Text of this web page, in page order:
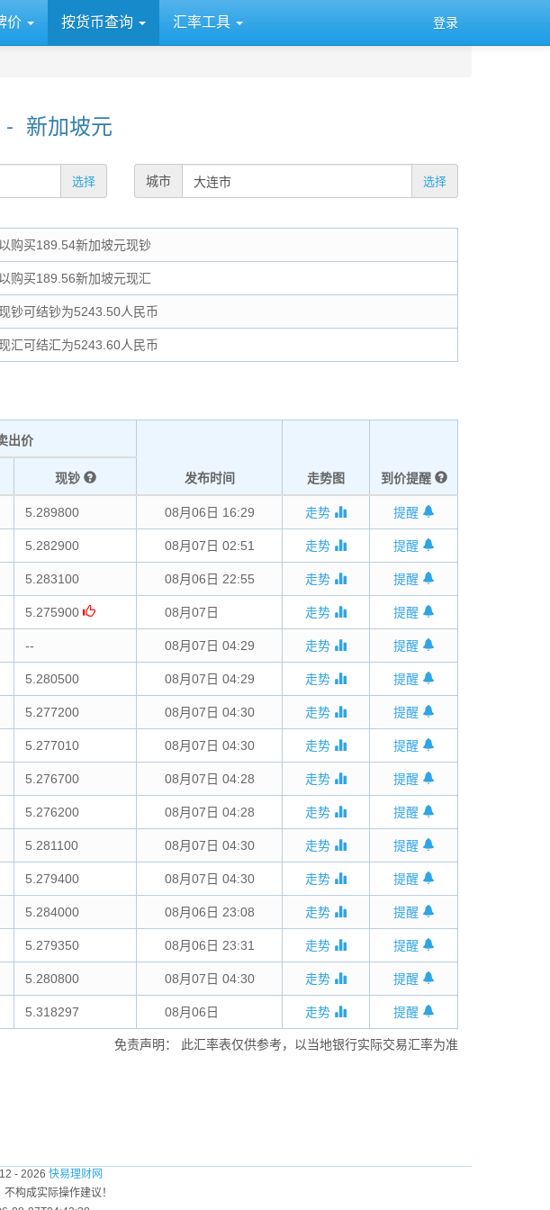
价 按货币查询 汇率工具 登录
- 新加坡元
选择 城市 选择
购买189.54新加坡元现钞
购买189.56新加坡元现汇
钞可结钞为5243.50人民币
汇可结汇为5243.60人民币
出价
发布时间 走势图 到价提醒
现钞
5.289800 08月06日 16:29 走势 提醒
5.282900 08月07日 02:51 走势 提醒
5.283100 08月06日 22:55 走势 提醒
5.275900 08月07日 走势 提醒
-- 08月07日 04:29 走势 提醒
5.280500 08月07日 04:29 走势 提醒
5.277200 08月07日 04:30 走势 提醒
5.277010 08月07日 04:30 走势 提醒
5.276700 08月07日 04:28 走势 提醒
5.276200 08月07日 04:28 走势 提醒
5.281100 08月07日 04:30 走势 提醒
5.279400 08月07日 04:30 走势 提醒
5.284000 08月06日 23:08 走势 提醒
5.279350 08月06日 23:31 走势 提醒
5.280800 08月07日 04:30 走势 提醒
5.318297 08月06日 走势 提醒
免责声明： 此汇率表仅供参考，以当地银行实际交易汇率为准
- 2026 快易理财网
构成实际操作建议！